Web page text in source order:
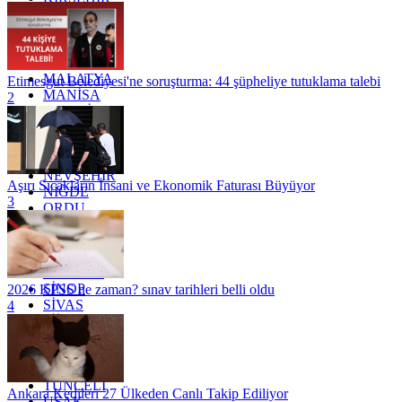
KOCAELİ
KONYA
KÜTAHYA
KİLİS
MALATYA
MANİSA
MARDİN
MERSİN
MUĞLA
MUŞ
NEVŞEHİR
NİĞDE
ORDU
OSMANİYE
RİZE
SAKARYA
SAMSUN
SİNOP
SİVAS
SİİRT
TEKİRDAĞ
TOKAT
TRABZON
TUNCELİ
Etimesgut Belediyesi'ne soruşturma: 44 şüpheliye tutuklama talebi
2
Aşırı Sıcakların İnsani ve Ekonomik Faturası Büyüyor
3
2026 KPSS ne zaman? sınav tarihleri belli oldu
4
Ankara Kedileri 27 Ülkeden Canlı Takip Ediliyor